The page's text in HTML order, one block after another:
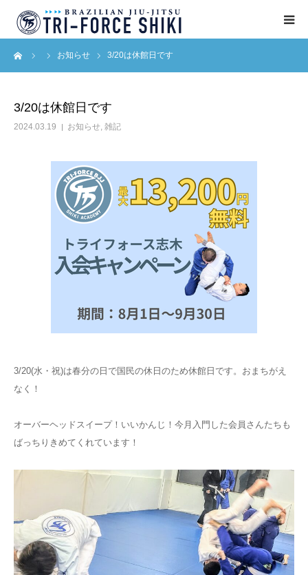
お知らせ 3/20は休館日です
3/20は休館日です
2024.03.19 お知らせ, 雑記
3/20(水・祝)は春分の日で国民の休日のため休館日です。おまちがえ
なく！
オーバーヘッドスイープ！いいかんじ！今月入門した会員さんたちも
ばっちりきめてくれています！
ABOUT
BLOG
アクセス
English